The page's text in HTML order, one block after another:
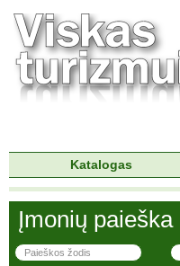
Katalogas
Įmonių paieška